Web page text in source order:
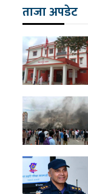
ताजा अपडेट